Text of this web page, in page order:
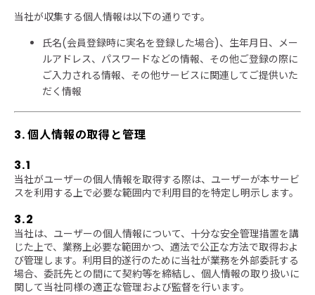
当社が収集する個人情報は以下の通りです。
氏名(会員登録時に実名を登録した場合)、生年月日、メー
ルアドレス、パスワードなどの情報、その他ご登録の際に
ご入力される情報、その他サービスに関連してご提供いた
だく情報
3. 個人情報の取得と管理
3.1
当社がユーザーの個人情報を取得する際は、ユーザーが本サービ
スを利用する上で必要な範囲内で利用目的を特定し明示します。
3.2
当社は、ユーザーの個人情報について、十分な安全管理措置を講
じた上で、業務上必要な範囲かつ、適法で公正な方法で取得およ
び管理します。利用目的遂行のために当社が業務を外部委託する
場合、委託先との間にて契約等を締結し、個人情報の取り扱いに
関して当社同様の適正な管理および監督を行います。